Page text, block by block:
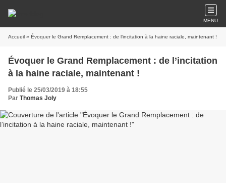
MENU
Accueil » Évoquer le Grand Remplacement : de l’incitation à la haine raciale, maintenant !
Évoquer le Grand Remplacement : de l’incitation
à la haine raciale, maintenant !
Publié le 25/03/2019 à 18:55
Par Thomas Joly